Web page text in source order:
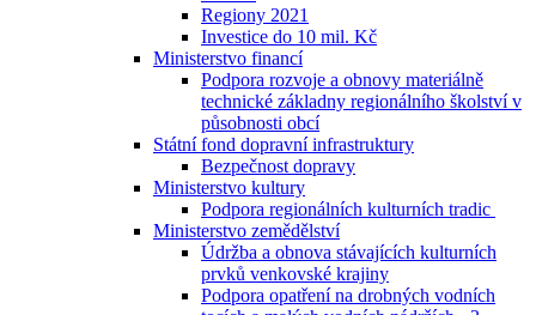
Regiony 2021
Investice do 10 mil. Kč
Ministerstvo financí
Podpora rozvoje a obnovy materiálně
technické základny regionálního školství v
působnosti obcí
Státní fond dopravní infrastruktury
Bezpečnost dopravy
Ministerstvo kultury
Podpora regionálních kulturních tradic
Ministerstvo zemědělství
Údržba a obnova stávajících kulturních
prvků venkovské krajiny
Podpora opatření na drobných vodních